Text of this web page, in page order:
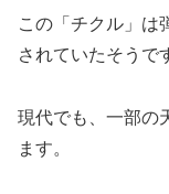
この「チクル」は
されていたそうで
現代でも、一部の
ます。